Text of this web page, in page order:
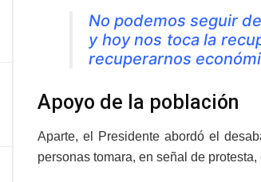
No podemos seguir
y hoy nos toca la
recuperarnos
Apoyo de la población
Aparte, el Presidente abordó el
personas tomara, en señal de